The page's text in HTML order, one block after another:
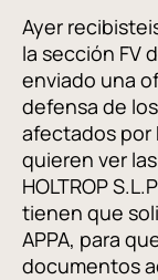
Ayer
la sección FV
enviado una
defensa de
afectados por
quieren ver
HOLTROP
tienen que
APPA, para
documentos